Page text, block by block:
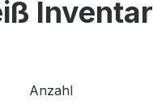
Inventar
Anzahl